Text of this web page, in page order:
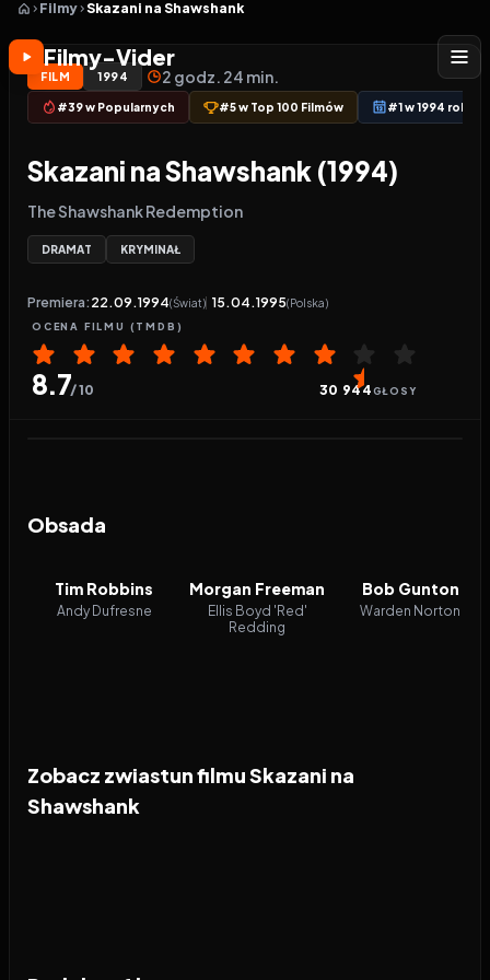
Filmy-Vider
Filmy Skazani na Shawshank
FILM 1994 2 godz. 24 min.
#39 w Popularnych #5 w Top 100 Filmów #1 w 1994 roku
Skazani na Shawshank (1994)
The Shawshank Redemption
DRAMAT KRYMINAŁ
Premiera: 22.09.1994(Świat) 15.04.1995(Polska)
OCENA FILMU (TMDB)
8.7/ 10 30 944GŁOSY
Obsada
Tim Robbins
Andy Dufresne
Morgan Freeman
Ellis Boyd 'Red'
Redding
Bob Gunton
Warden Norton
Zobacz zwiastun filmu Skazani na
Shawshank